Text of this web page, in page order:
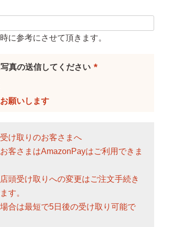
に参考にさせて頂きます。
真の送信してください
け取りのお客さまへ
客さまはAmazonPayはご利用できま
頭受け取りへの変更はご注文手続き
す。
合は最短で5日後の受け取り可能で